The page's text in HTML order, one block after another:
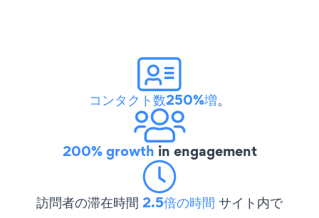
コンタクト数250%増。
200% growth in engagement
訪問者の滞在時間 2.5倍の時間 サイト内で